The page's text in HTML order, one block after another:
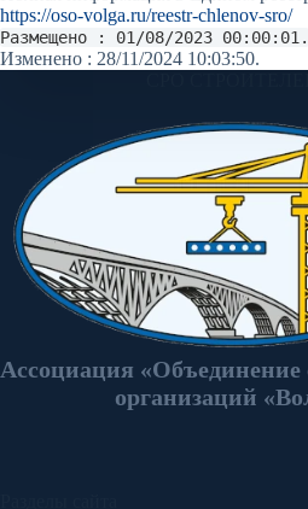
https://oso-volga.ru/reestr-chlenov-sro/
Размещено : 01/08/2023 00:00:01.
Изменено : 28/11/2024 10:03:50.
Ассоциация «Объединение
организаций